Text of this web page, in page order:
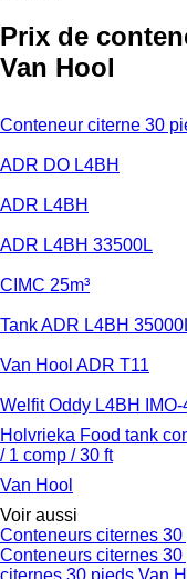
Prix de
Van Hool
Conteneur citerne 30
ADR DO L4BH
ADR L4BH
ADR L4BH 33500L
CIMC 25m³
Tank ADR L4BH
Van Hool ADR T11
Welfit Oddy L4BH IMO-
Holvrieka Food tank
/ 1 comp / 30 ft
Van Hool
Voir aussi
Conteneurs citernes
Conteneurs citernes